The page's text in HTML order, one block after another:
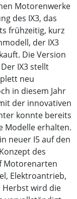
Motorenwerke
des IX3, das
frühzeitig, kurz
der IX3
Die Version
IX3 stellt
neu
in diesem Jahr
der innovativen
konnte bereits
Modelle erhalten.
neuer I5 auf den
des
Motorenarten
Elektroantrieb,
wird die